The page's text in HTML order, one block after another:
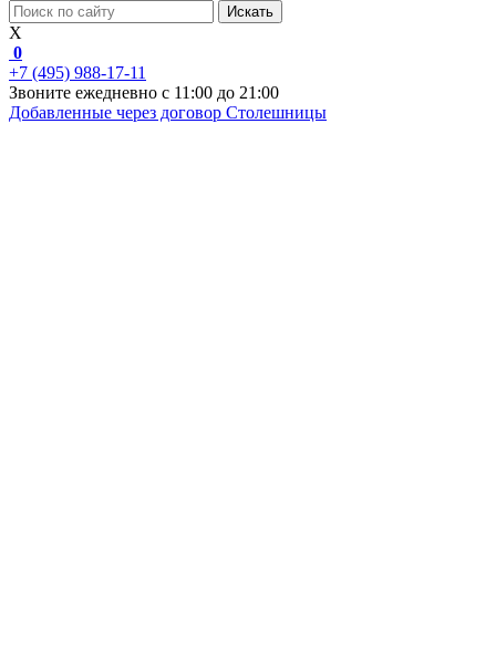
Искать
X
0
+7 (495) 988-17-11
Звоните ежедневно с 11:00 до 21:00
Добавленные через договор Столешницы